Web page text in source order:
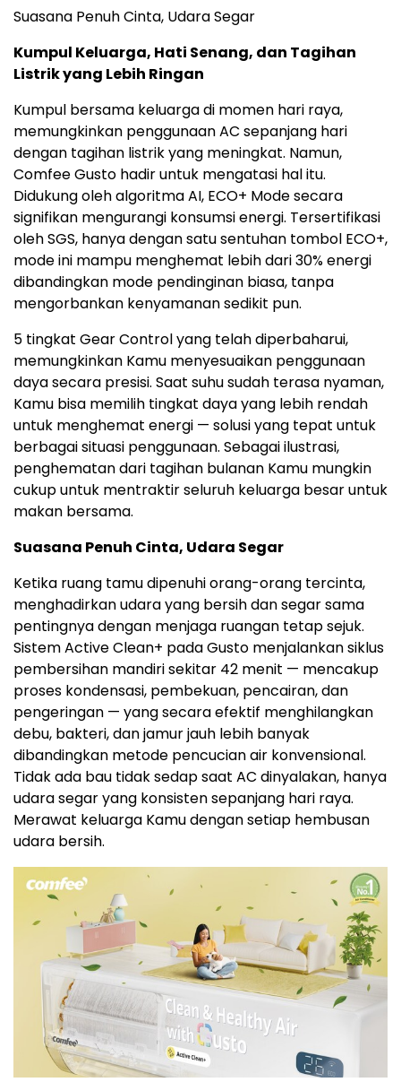
Suasana Penuh Cinta, Udara Segar
Kumpul Keluarga, Hati Senang, dan Tagihan
Listrik yang Lebih Ringan
Kumpul bersama keluarga di momen hari raya,
memungkinkan penggunaan AC sepanjang hari
dengan tagihan listrik yang meningkat. Namun,
Comfee Gusto hadir untuk mengatasi hal itu.
Didukung oleh algoritma AI, ECO+ Mode secara
signifikan mengurangi konsumsi energi. Tersertifikasi
oleh SGS, hanya dengan satu sentuhan tombol ECO+,
mode ini mampu menghemat lebih dari 30% energi
dibandingkan mode pendinginan biasa, tanpa
mengorbankan kenyamanan sedikit pun.
5 tingkat Gear Control yang telah diperbaharui,
memungkinkan Kamu menyesuaikan penggunaan
daya secara presisi. Saat suhu sudah terasa nyaman,
Kamu bisa memilih tingkat daya yang lebih rendah
untuk menghemat energi — solusi yang tepat untuk
berbagai situasi penggunaan. Sebagai ilustrasi,
penghematan dari tagihan bulanan Kamu mungkin
cukup untuk mentraktir seluruh keluarga besar untuk
makan bersama.
Suasana Penuh Cinta, Udara Segar
Ketika ruang tamu dipenuhi orang-orang tercinta,
menghadirkan udara yang bersih dan segar sama
pentingnya dengan menjaga ruangan tetap sejuk.
Sistem Active Clean+ pada Gusto menjalankan siklus
pembersihan mandiri sekitar 42 menit — mencakup
proses kondensasi, pembekuan, pencairan, dan
pengeringan — yang secara efektif menghilangkan
debu, bakteri, dan jamur jauh lebih banyak
dibandingkan metode pencucian air konvensional.
Tidak ada bau tidak sedap saat AC dinyalakan, hanya
udara segar yang konsisten sepanjang hari raya.
Merawat keluarga Kamu dengan setiap hembusan
udara bersih.